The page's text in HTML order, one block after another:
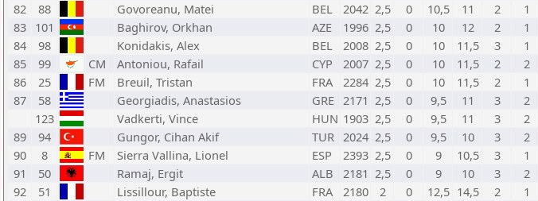
82
88 Govoreanu, Matei BEL 2042 2,5 0 10,5 11 2 1
83 101 Baghirov, Orkhan AZE 1996 2,5 0 10 12 2 1
84
98 Konidakis, Alex BEL 2008 2,5 0 10 11,5 3 1
85
99 CM Antoniou, Rafail CYP 2007 2,5 0 10 11,5 2 2
86
25 FM Breuil, Tristan FRA 2284 2,5 0 10 11,5 2 1
87
58 Georgiadis, Anastasios GRE 2171 2,5 0 9,5 11 3 2
123
Vadkerti, Vince HUN 1903 2,5 0 9,5 11 3 2
89
94 Gungor, Cihan Akif TUR 2024 2,5 0 9,5 10 3 2
90
8 FM Sierra Vallina, Lionel ESP 2393 2,5 0 9 10,5 3 1
91
50 Ramaj, Ergit ALB 2181 2,5 0 9 10 3 2
92
51 Lissillour, Baptiste FRA 2180 2 0 12,5 14,5 2 1